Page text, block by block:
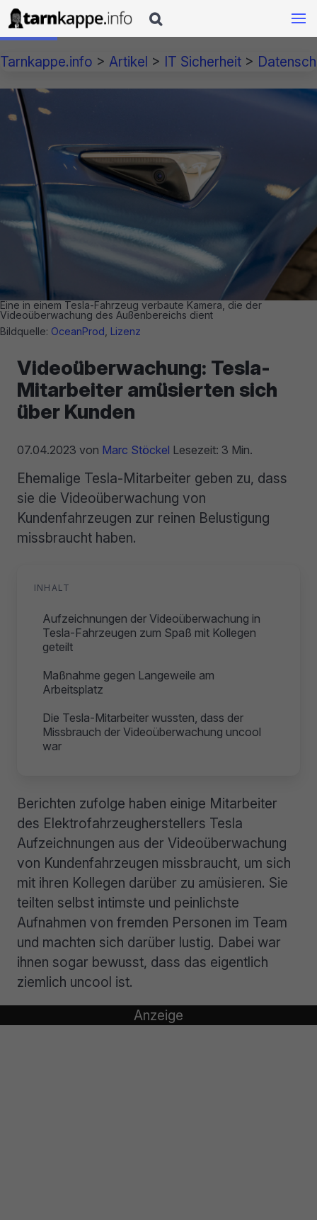

Tarnkappe.info > Artikel > IT Sicherheit >
Eine in einem Tesla-Fahrzeug verbaute Kamera, die der
Videoüberwachung des Außenbereichs dient
Bildquelle: OceanProd Lizenz
Videoüberwachung: Tesla-
Mitarbeiter amüsierten sich
über Kunden
07.04.2023 von Marc Stöckel Lesezeit: 3 Min.
Ehemalige Tesla-Mitarbeiter geben zu, dass
sie die Videoüberwachung von
Kundenfahrzeugen zur reinen Belustigung
missbraucht haben.
INHALT
Aufzeichnungen der Videoüberwachung in
Tesla-Fahrzeugen zum Spaß mit Kollegen
geteilt
Maßnahme gegen Langeweile am
Arbeitsplatz
Die Tesla-Mitarbeiter wussten, dass der
Missbrauch der Videoüberwachung uncool
war
Berichten zufolge haben einige Mitarbeiter
des Elektrofahrzeugherstellers Tesla
Aufzeichnungen aus der Videoüberwachung
von Kundenfahrzeugen missbraucht, um sich
mit ihren Kollegen darüber zu amüsieren. Sie
teilten selbst intimste und peinlichste
Aufnahmen von fremden Personen im Team
und machten sich darüber lustig. Dabei war
ihnen sogar bewusst, dass das eigentlich
ziemlich uncool ist.